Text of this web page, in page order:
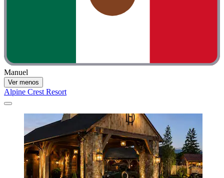
Manuel
Ver menos
Alpine Crest Resort